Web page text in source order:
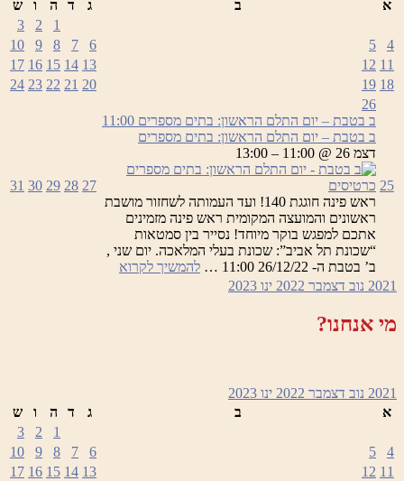
א ב ג ד ה ו
ש
1
2
3
4
5
6
7
8
9
10
11
12
13
14
15
16
17
18
19
20
21
22
23
24
25
26
ב בטבת – יום התלם הראשון: בתים מספרים 11:00
ב בטבת – יום התלם הראשון: בתים מספרים
דצמ 26 @ 11:00 – 13:00
כרטיסים
ראש פינה חוגגת 140! ועד העמותה לשחזור מושבת
ראשונים והמועצה המקומית ראש פינה מזמינים
אתכם למפגש בוקר מיוחד! נסייר בין סמטאות
“שכונת תל אביב”: שכונת בעלי המלאכה. יום שני ,
ב’ בטבת ה- 26/12/22 11:00 …
להמשיך לקרוא
27
28
29
30
31
2021 נוב דצמבר 2022 ינו 2023
מי אנחנו?
2021 נוב דצמבר 2022 ינו 2023
א
ב ג ד ה ו
ש
1
2
3
4
5
6
7
8
9
10
11
12
13
14
15
16
17